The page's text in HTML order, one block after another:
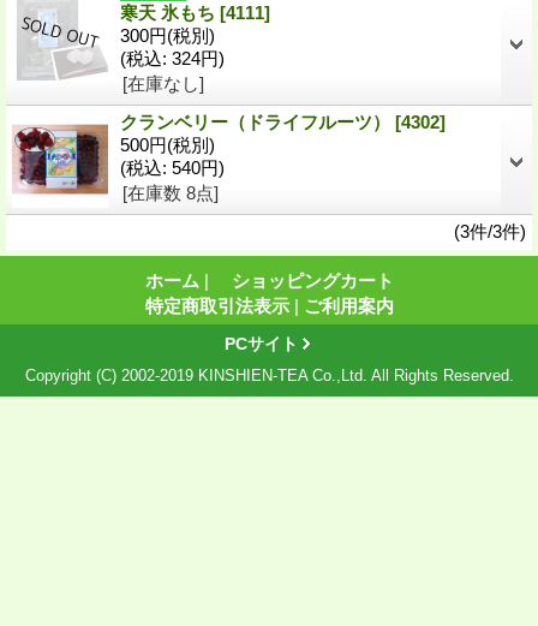
寒天 氷もち [4111]
300円(税別)
(税込: 324円)
[在庫なし]
クランベリー（ドライフルーツ） [4302]
500円(税別)
(税込: 540円)
[在庫数 8点]
(3件/3件)
ホーム |
ショッピングカート
特定商取引法表示 | ご利用案内
PCサイト
Copyright (C) 2002-2019 KINSHIEN-TEA Co.,Ltd. All Rights Reserved.